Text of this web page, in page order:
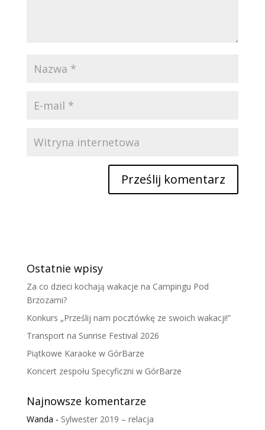
Ostatnie wpisy
Za co dzieci kochają wakacje na Campingu Pod
Brzozami?
Konkurs „Prześlij nam pocztówkę ze swoich wakacji!”
Transport na Sunrise Festival 2026
Piątkowe Karaoke w GórBarze
Koncert zespołu Specyficzni w GórBarze
Najnowsze komentarze
Wanda - Sylwester 2019 – relacja